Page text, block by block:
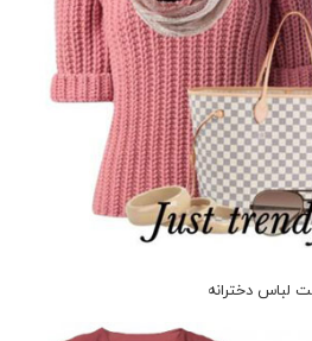
لباس دخترانه